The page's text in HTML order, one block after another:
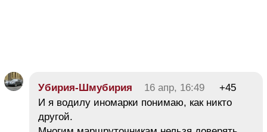
Убирия-Шмубирия 16 апр, 16:49
+45
И я водилу иномарки понимаю, как никто
другой.